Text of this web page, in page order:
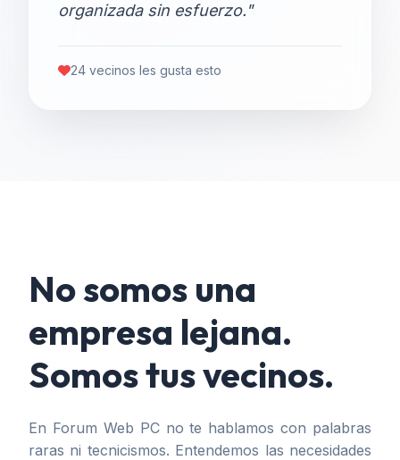
organizada sin esfuerzo."
24 vecinos les gusta esto
No somos una
empresa lejana.
Somos tus vecinos.
En Forum Web PC no te hablamos con palabras
raras ni tecnicismos. Entendemos las necesidades